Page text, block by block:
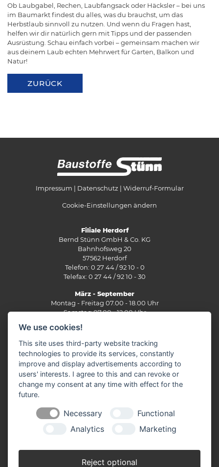
Ob Laubgabel, Rechen, Laubfangsack oder Häcksler – bei uns
im Baumarkt findest du alles, was du brauchst, um das
Herbstlaub sinnvoll zu nutzen. Und wenn du Fragen hast,
helfen wir dir natürlich gern mit Tipps und der passenden
Ausrüstung. Schau einfach vorbei – gemeinsam machen wir
aus deinem Laub echten Mehrwert für Garten, Balkon und
Natur!
ZURÜCK
Impressum Datenschutz Widerruf-Formular
Cookie-Einstellungen ändern
Filiale Herdorf
Bernd Stünn GmbH & Co. KG
Bahnhofsweg 20
57562 Herdorf
Telefon: 0 27 44 / 92 10 - 0
Telefax: 0 27 44 / 92 10 - 30
März - September
Montag - Freitag 07.00 - 18.00 Uhr
Samstag 07.00 - 12.00 Uhr
Oktober - Februar
Montag - Freitag 07.30 - 17.30 Uhr
Samstag 07.30 - 12.00 Uhr
Filiale Burbach
Ernst-Heinkel-Straße 12
Fax: 0 27 36 / 49 10 62
E-Mail: info(at)stuenn-baustoffe.de
März - September
We use cookies!
This site uses third-party website tracking
technologies to provide its services, constantly
improve and display advertisements according to
users' interests. I agree to this and can revoke or
change my consent at any time with effect for the
future.
Necessary
Functional
Analytics
Marketing
Reject optional